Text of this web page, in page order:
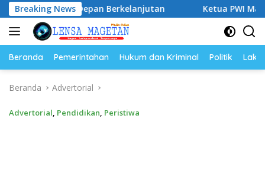
Langsung
ke
konten
Breaking News
Depan Berkelanjutan Ketua PWI Magetan: OKK
Beranda Pemerintahan Hukum dan Kriminal Politik
Beranda Advertorial
Advertorial, Pendidikan, Peristiwa